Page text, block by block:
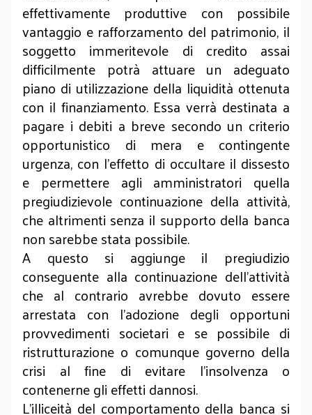
effettivamente produttive con possibile
vantaggio e rafforzamento del patrimonio, il
soggetto immeritevole di credito assai
difficilmente potrà attuare un adeguato
piano di utilizzazione della liquidità ottenuta
con il finanziamento. Essa verrà destinata a
pagare i debiti a breve secondo un criterio
opportunistico di mera e contingente
urgenza, con l’effetto di occultare il dissesto
e permettere agli amministratori quella
pregiudizievole continuazione della attività,
che altrimenti senza il supporto della banca
non sarebbe stata possibile.
A questo si aggiunge il pregiudizio
conseguente alla continuazione dell’attività
che al contrario avrebbe dovuto essere
arrestata con l’adozione degli opportuni
provvedimenti societari e se possibile di
ristrutturazione o comunque governo della
crisi al fine di evitare l’insolvenza o
contenerne gli effetti dannosi.
L’illiceità del comportamento della banca si